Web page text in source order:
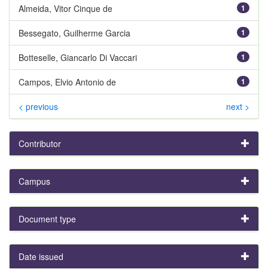
1
Almeida, Vitor Cinque de
1
Bessegato, Guilherme Garcia
1
Botteselle, Giancarlo Di Vaccari
1
Campos, Elvio Antonio de
< previous next >
Contributor
Campus
Document type
Date issued